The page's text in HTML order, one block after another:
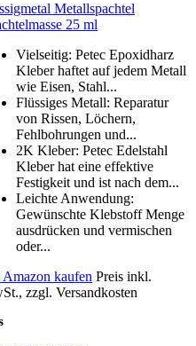
Metallspachtel
25 ml
Vielseitig: Petec Epoxidharz
Kleber haftet auf jedem Metall
wie Eisen, Stahl...
Flüssiges Metall: Reparatur
von Rissen, Löchern,
Fehlbohrungen und...
2K Kleber: Petec Edelstahl
Kleber hat eine effektive
Festigkeit und ist nach dem...
Leichte Anwendung:
Gewünschte Klebstoff Menge
ausdrücken und vermischen
oder...
kaufen Preis inkl.
zzgl. Versandkosten